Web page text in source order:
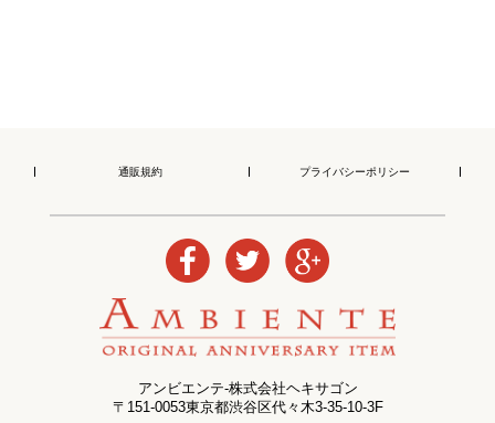
通販規約 プライバシーポリシー
アンビエンテ-株式会社ヘキサゴン
〒151-0053東京都渋谷区代々木3-35-10-3F